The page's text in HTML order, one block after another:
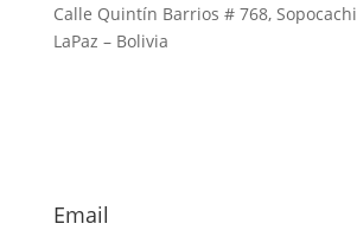
Calle Quintín Barrios # 768, Sopocachi
LaPaz – Bolivia
Email